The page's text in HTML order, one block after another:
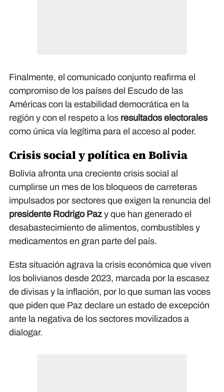
Finalmente, el comunicado conjunto reafirma el
compromiso de los países del Escudo de las
Américas con la estabilidad democrática en la
región y con el respeto a los resultados electorales
como única vía legítima para el acceso al poder.
Crisis social y política en Bolivia
Bolivia afronta una creciente crisis social al
cumplirse un mes de los bloqueos de carreteras
impulsados por sectores que exigen la renuncia del
presidente Rodrigo Pazy que han generado el
desabastecimiento de alimentos, combustibles y
medicamentos en gran parte del país.
Esta situación agrava la crisis económica que viven
los bolivianos desde 2023, marcada por la escasez
de divisas y la inflación, por lo que suman las voces
que piden que Paz declare un estado de excepción
ante la negativa de los sectores movilizados a
dialogar.